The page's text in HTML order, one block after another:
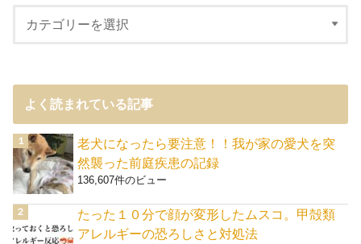
よく読まれている記事
老犬になったら要注意！！我が家の愛犬を突
然襲った前庭疾患の記録
136,607件のビュー
たった１０分で顔が変形したムスコ。甲殻類
アレルギーの恐ろしさと対処法